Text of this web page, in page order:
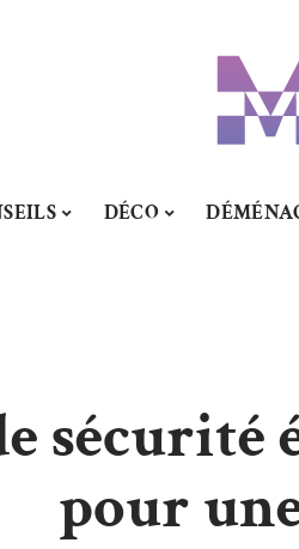
DÉCO
sécurité
pour